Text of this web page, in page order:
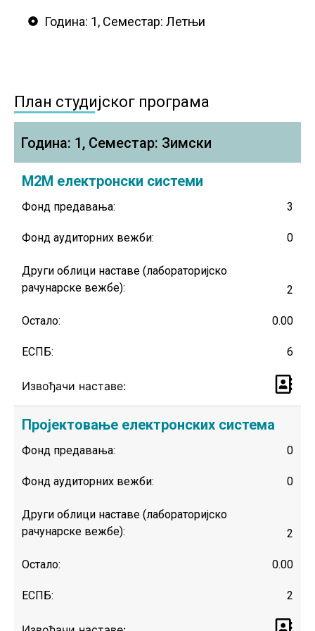
Година: 1, Семестар: Летњи
План студијског програма
Година: 1, Семестар: Зимски
M2M електронски системи
Фонд предавања: 3
Фонд аудиторних вежби: 0
Други облици наставе (лабораторијско
рачунарске вежбе):
2
Остало: 0.00
ЕСПБ: 6
Извођачи наставе:
Пројектовање електронских система
Фонд предавања: 0
Фонд аудиторних вежби: 0
Други облици наставе (лабораторијско
рачунарске вежбе):
2
Остало: 0.00
ЕСПБ: 2